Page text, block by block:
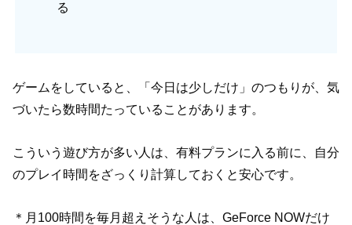
る
ゲームをしていると、「今日は少しだけ」のつもりが、気
づいたら数時間たっていることがあります。
こういう遊び方が多い人は、有料プランに入る前に、自分
のプレイ時間をざっくり計算しておくと安心です。
＊月100時間を毎月超えそうな人は、GeForce NOWだけ